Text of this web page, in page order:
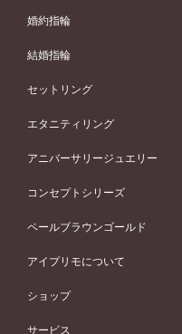
婚約指輪
婚約指輪 (エンゲージリング)
婚約指輪一覧
ピンクゴールド
ペールブラウンゴールド
ウェーブライン
V字ライン
ワンサイドメレ
ダブルサイドメレ
シンプル
フェミニン
モード
50万円台～
40万円台～
30万円台～
婚約指輪 人気ランキング
結婚指輪
結婚指輪 (マリッジリング)
結婚指輪一覧
ピンクゴールド
ペールブラウンゴールド
ウェーブライン
V字ライン
ワンメレ
セベラルメレ
シンプル
フェミニン
モード
50万円～
40万円～50万円
セットリング
セットリング
セットリング一覧
ピンクゴールド
ペールブラウンゴールド
エタニティリング
エタニティリング
エタニティリング一覧
ピンクゴールド
ペールブラウンゴールド
アニバーサリージュエリー
アニバーサリージュエリー
アニバーサリージュエリー一覧
ファッションリング
ブレスレット
コンセプトシリーズ
コンセプトシリーズ
オリジンビリーフ
ペールブラウンゴールド
アイプリモについて
アイプリモについて
パーソナルハンド診断
ショップ
店舗一覧
サービス